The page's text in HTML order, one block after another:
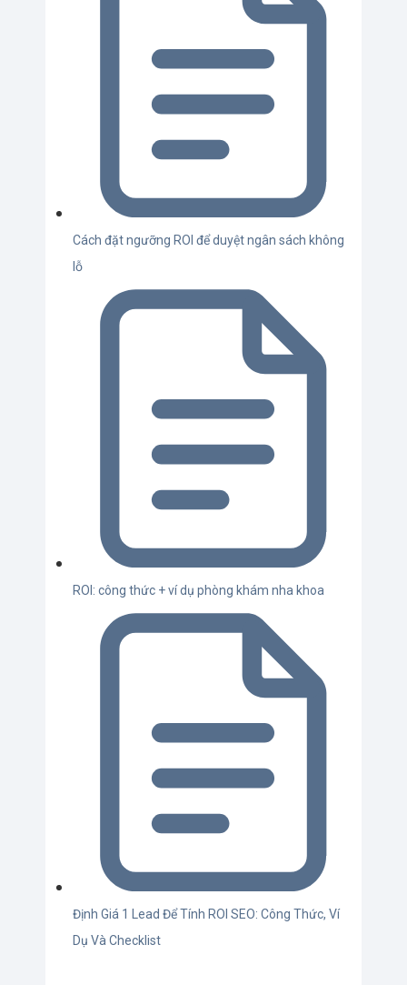
Cách đặt ngưỡng ROI để duyệt ngân sách không
lỗ
ROI: công thức + ví dụ phòng khám nha khoa
Định Giá 1 Lead Để Tính ROI SEO: Công Thức, Ví
Dụ Và Checklist